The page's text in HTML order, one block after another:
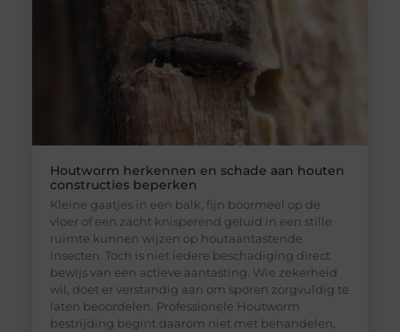
Houtworm herkennen en schade aan houten
constructies beperken
Kleine gaatjes in een balk, fijn boormeel op de
vloer of een zacht knisperend geluid in een stille
ruimte kunnen wijzen op houtaantastende
insecten. Toch is niet iedere beschadiging direct
bewijs van een actieve aantasting. Wie zekerheid
wil, doet er verstandig aan om sporen zorgvuldig te
laten beoordelen. Professionele Houtworm
bestrijding begint daarom niet met behandelen,